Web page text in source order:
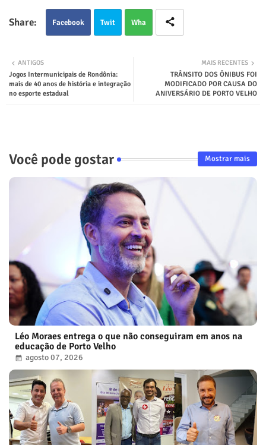
Facebook Twit Wha
MAIS RECENTES
TRÂNSITO DOS ÔNIBUS FOI
MODIFICADO POR CAUSA DO
ANIVERSÁRIO DE PORTO VELHO
ANTIGOS
Jogos Intermunicipais de Rondônia:
mais de 40 anos de história e integração
no esporte estadual
Você pode gostar Mostrar mais
Léo Moraes entrega o que não conseguiram em anos na
educação de Porto Velho
agosto 07, 2026